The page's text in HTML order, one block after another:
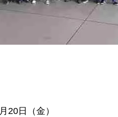
20日（金）